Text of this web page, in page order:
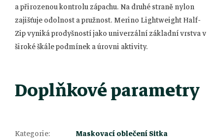
a přirozenou kontrolu zápachu. Na druhé straně nylon
zajišťuje odolnost a pružnost. Merino Lightweight Half-
Zip vyniká prodyšností jako univerzální základní vrstva v
široké škále podmínek a úrovni aktivity.
Doplňkové parametry
Kategorie:
Maskovací oblečení Sitka